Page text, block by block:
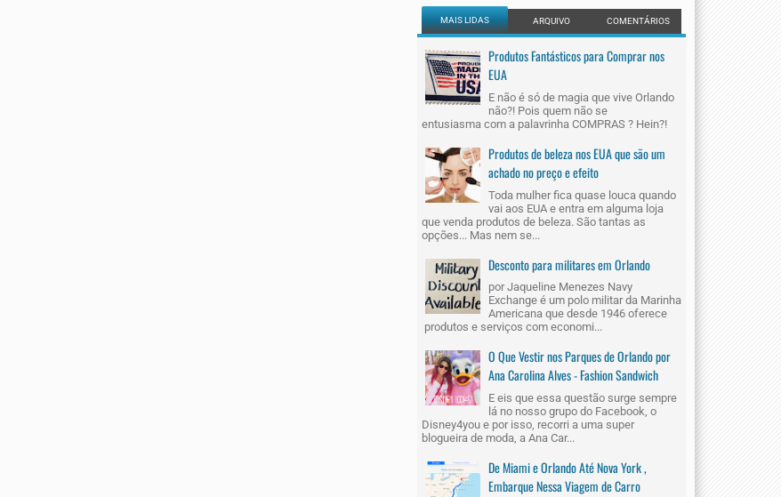
MAIS LIDAS ARQUIVO COMENTÁRIOS
Produtos Fantásticos para Comprar nos
EUA
E não é só de magia que vive Orlando
não?! Pois quem não se
entusiasma com a palavrinha COMPRAS ? Hein?!
Produtos de beleza nos EUA que são um
achado no preço e efeito
Toda mulher fica quase louca quando
vai aos EUA e entra em alguma loja
que venda produtos de beleza. São tantas as
opções... Mas nem se...
Desconto para militares em Orlando
por Jaqueline Menezes Navy
Exchange é um polo militar da Marinha
Americana que desde 1946 oferece
produtos e serviços com economi...
O Que Vestir nos Parques de Orlando por
Ana Carolina Alves - Fashion Sandwich
E eis que essa questão surge sempre
lá no nosso grupo do Facebook, o
Disney4you e por isso, recorri a uma super
blogueira de moda, a Ana Car...
De Miami e Orlando Até Nova York ,
Embarque Nessa Viagem de Carro